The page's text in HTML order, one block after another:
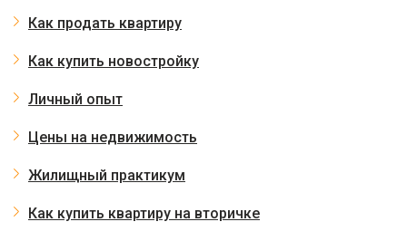
Как продать квартиру
Как купить новостройку
Личный опыт
Цены на недвижимость
Жилищный практикум
Как купить квартиру на вторичке